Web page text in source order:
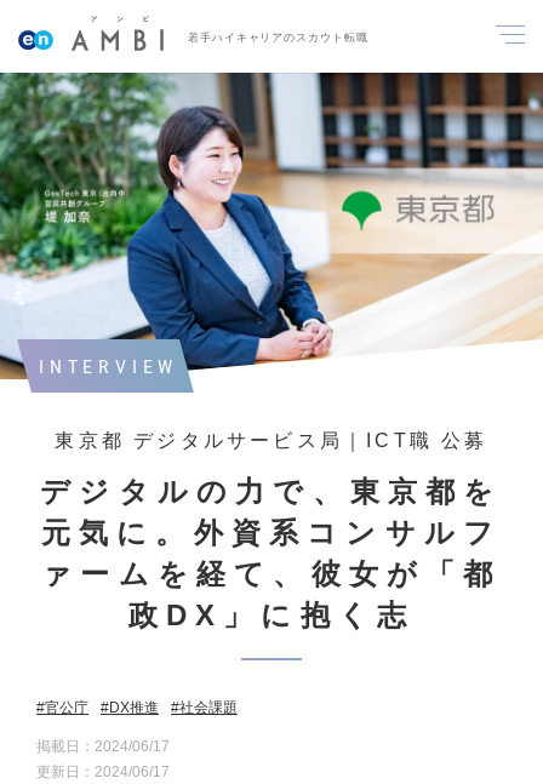
若手ハイキャリアのスカウト転職
INTERVIEW
東京都 デジタルサービス局｜ICT職 公募
デジタルの力で、東京都を
元気に。外資系コンサルフ
ァームを経て、彼女が「都
政DX」に抱く志
官公庁 DX推進 社会課題
掲載日：2024/06/17
更新日：2024/06/17